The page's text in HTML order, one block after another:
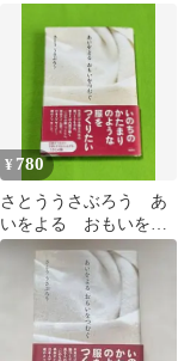
¥ 780
さとううさぶろう あ
いをよる おもいをつ
むぐ